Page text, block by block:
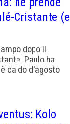
Cristante (e
dopo il
Paulo ha
caldo d'agosto
Kolo